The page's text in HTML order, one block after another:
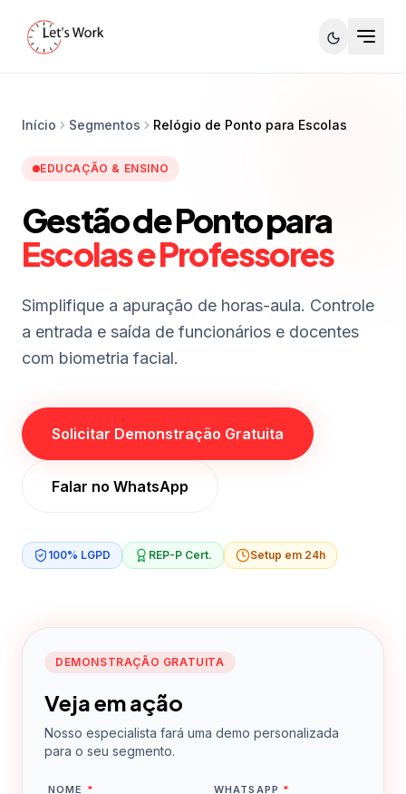
Início Segmentos Relógio de Ponto para Escolas
EDUCAÇÃO & ENSINO
Gestão de Ponto para
Escolas e Professores
Simplifique a apuração de horas-aula. Controle
a entrada e saída de funcionários e docentes
com biometria facial.
Solicitar Demonstração Gratuita
Falar no WhatsApp
100% LGPD REP-P Cert. Setup em 24h
DEMONSTRAÇÃO GRATUITA
Veja em ação
Nosso especialista fará uma demo personalizada
para o seu segmento.
NOME * WHATSAPP *